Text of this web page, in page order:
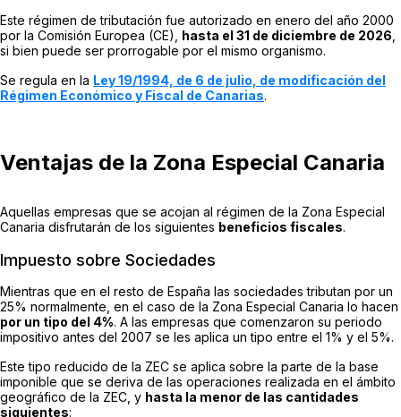
Este régimen de tributación fue autorizado en enero del año 2000
por la Comisión Europea (CE), hasta el 31 de diciembre de 2026
si bien puede ser prorrogable por el mismo organismo.
Se regula en la Ley 19/1994, de 6 de julio, de modificación del
Régimen Económico y Fiscal de Canarias.
Ventajas de la Zona Especial Canaria
Aquellas empresas que se acojan al régimen de la Zona Especial
Canaria disfrutarán de los siguientes beneficios fiscales.
Impuesto sobre Sociedades
Mientras que en el resto de España las sociedades tributan por un
25% normalmente, en el caso de la Zona Especial Canaria lo hacen
por un tipo del 4%. A las empresas que comenzaron su periodo
impositivo antes del 2007 se les aplica un tipo entre el 1% y el 5%.
Este tipo reducido de la ZEC se aplica sobre la parte de la base
imponible que se deriva de las operaciones realizada en el ámbito
geográfico de la ZEC, y hasta la menor de las cantidades
siguientes: